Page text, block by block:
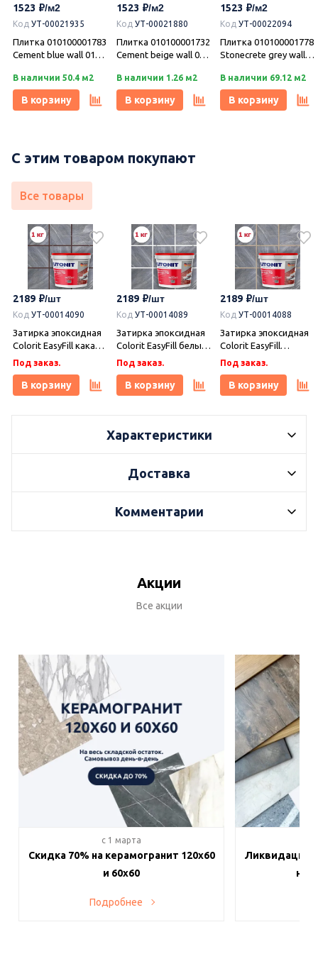
1523
Код УТ-00021935
Плитка 010100001783
Cement blue wall 01
Gracia Ceramica
(Грация Керамика)
В наличии 50.4 м2
В корзину
1523
Код УТ-00021880
Плитка 010100001732
Cement beige wall 01
Gracia Ceramica
(Грация Керамика)
В наличии 1.26 м2
В корзину
1523
Код УТ-00022094
Плитка 010100001778
Stonecrete grey wall
30х60, Gracia
Ceramica (Грация
Керамика)
В наличии 69.12 м2
В корзину
С этим товаром покупают
Все товары
2189
Код УТ-00014090
Затирка эпоксидная
Colorit EasyFill какао 1
кг, Плитонит
Под заказ.
В корзину
2189
Код УТ-00014089
Затирка эпоксидная
Colorit EasyFill белый
1 кг, Плитонит
Под заказ.
В корзину
2189
Код УТ-00014088
Затирка эпоксидная
Colorit EasyFill
бежевый 1 кг,
Плитонит
Под заказ.
В корзину
Характеристики
Доставка
Комментарии
Акции
Все акции
c 1 марта
Скидка 70% на керамогранит 120х60
и 60х60
Подробнее
Ликвидация
на